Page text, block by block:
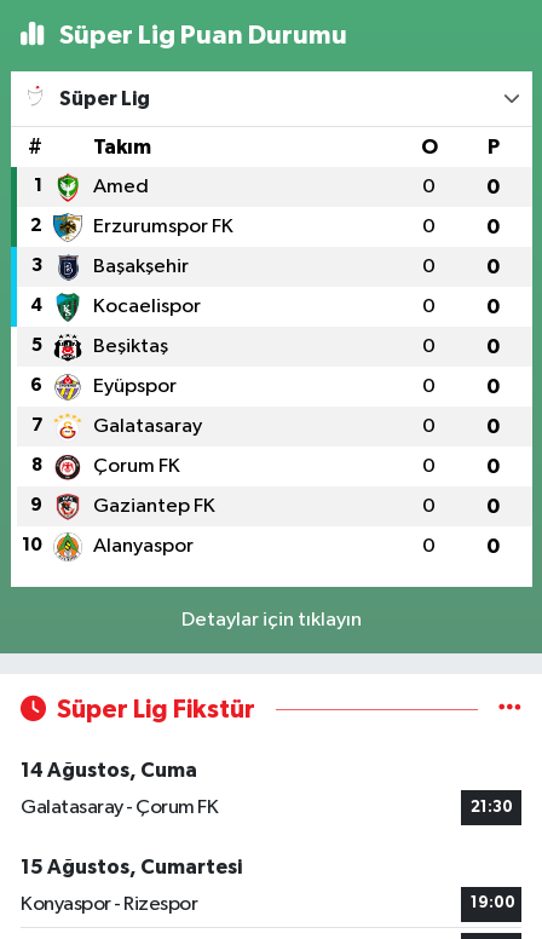
Süper Lig Puan Durumu
Süper Lig
# Takım O P
1 Amed 0 0
2 Erzurumspor FK 0 0
3 Başakşehir 0 0
4 Kocaelispor 0 0
5 Beşiktaş 0 0
6 Eyüpspor 0 0
7 Galatasaray 0 0
8 Çorum FK 0 0
9 Gaziantep FK 0 0
10 Alanyaspor 0 0
Detaylar için tıklayın
Süper Lig Fikstür
14 Ağustos, Cuma
Galatasaray - Çorum FK
21:30
15 Ağustos, Cumartesi
Konyaspor - Rizespor
19:00